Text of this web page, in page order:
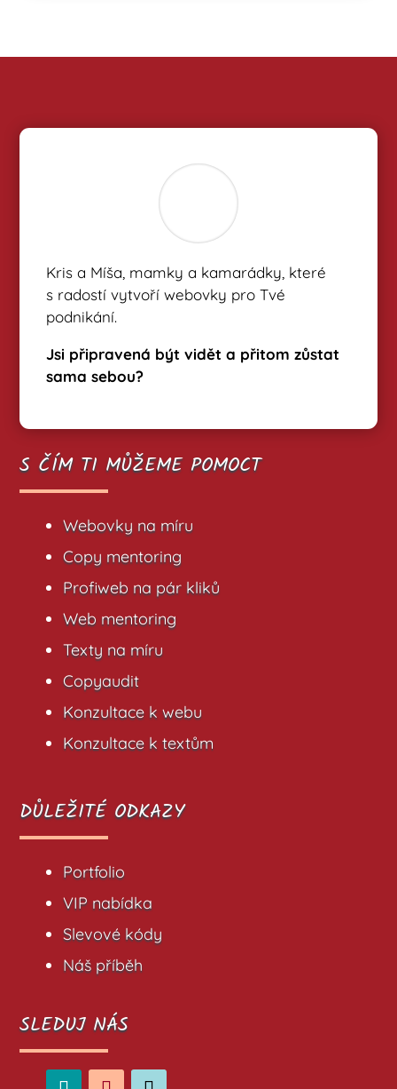
Kris a Míša, mamky a kamarádky, které
s radostí vytvoří webovky pro Tvé
podnikání.
Jsi připravená být vidět a přitom zůstat
sama sebou?
S ČÍM TI MŮŽEME POMOCT
Webovky na míru
Copy mentoring
Profiweb na pár kliků
Web mentoring
Texty na míru
Copyaudit
Konzultace k webu
Konzultace k textům
DŮLEŽITÉ ODKAZY
Portfolio
VIP nabídka
Slevové kódy
Náš příběh
SLEDUJ NÁS